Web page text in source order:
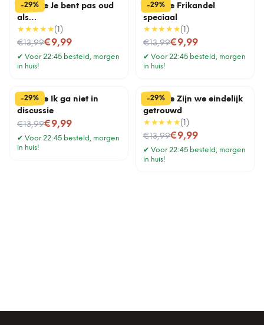
-29%
Tegeltje Je bent pas oud
als…
★★★★★( 1 )
€13,99
Nu voor€9,99
✔ Voor 22:45 besteld, morgen
in huis!
-29%
Tegeltje Frikandel
speciaal
★★★★★( 1 )
€13,99
Nu voor€9,99
✔ Voor 22:45 besteld, morgen
in huis!
-29%
Tegeltje Ik ga niet in
discussie
€13,99
Nu voor€9,99
✔ Voor 22:45 besteld, morgen
in huis!
-29%
Tegeltje Zijn we eindelijk
getrouwd
★★★★★( 1 )
€13,99
Nu voor€9,99
✔ Voor 22:45 besteld, morgen
in huis!